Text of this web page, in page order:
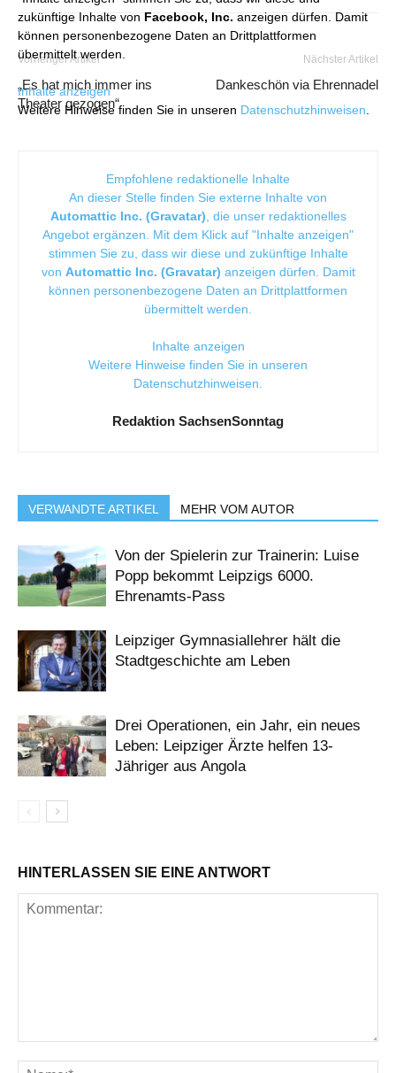
zukünftige Inhalte von Facebook, Inc. anzeigen dürfen. Damit
können personenbezogene Daten an Drittplattformen
übermittelt werden.
Inhalte anzeigen
Weitere Hinweise finden Sie in unseren Datenschutzhinweisen.
Vorheriger Artikel
„Es hat mich immer ins
Theater gezogen“
Nächster Artikel
Dankeschön via Ehrennadel
Empfohlene redaktionelle Inhalte
An dieser Stelle finden Sie externe Inhalte von
Automattic Inc. (Gravatar), die unser redaktionelles
Angebot ergänzen. Mit dem Klick auf "Inhalte anzeigen"
stimmen Sie zu, dass wir diese und zukünftige Inhalte
von Automattic Inc. (Gravatar) anzeigen dürfen. Damit
können personenbezogene Daten an Drittplattformen
übermittelt werden.
Inhalte anzeigen
Weitere Hinweise finden Sie in unseren
Datenschutzhinweisen.
Redaktion SachsenSonntag
VERWANDTE ARTIKEL MEHR VOM AUTOR
Von der Spielerin zur Trainerin: Luise
Popp bekommt Leipzigs 6000.
Ehrenamts-Pass
Leipziger Gymnasiallehrer hält die
Stadtgeschichte am Leben
Drei Operationen, ein Jahr, ein neues
Leben: Leipziger Ärzte helfen 13-
Jähriger aus Angola
HINTERLASSEN SIE EINE ANTWORT